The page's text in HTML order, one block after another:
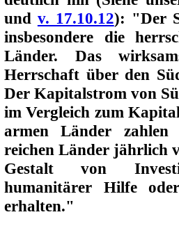
und v. 17.10.12): "Der
insbesondere die
Länder. Das
Herrschaft über den
Der Kapitalstrom von
im Vergleich zum
armen Länder zahlen
reichen Länder jährlich
Gestalt von
humanitärer Hilfe
erhalten."